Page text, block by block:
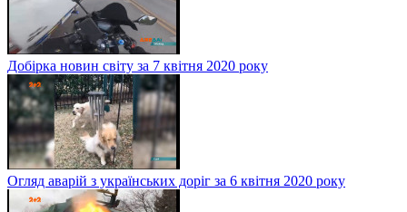
Добірка новин світу за 7 квітня 2020 року
Огляд аварій з українських доріг за 6 квітня 2020 року